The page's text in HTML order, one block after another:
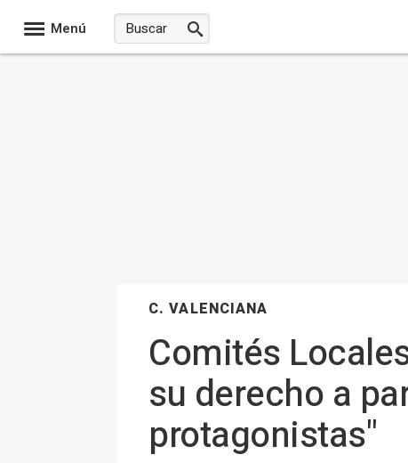
Menú
C. VALENCIANA
Comités
su derecho a
protagonistas"